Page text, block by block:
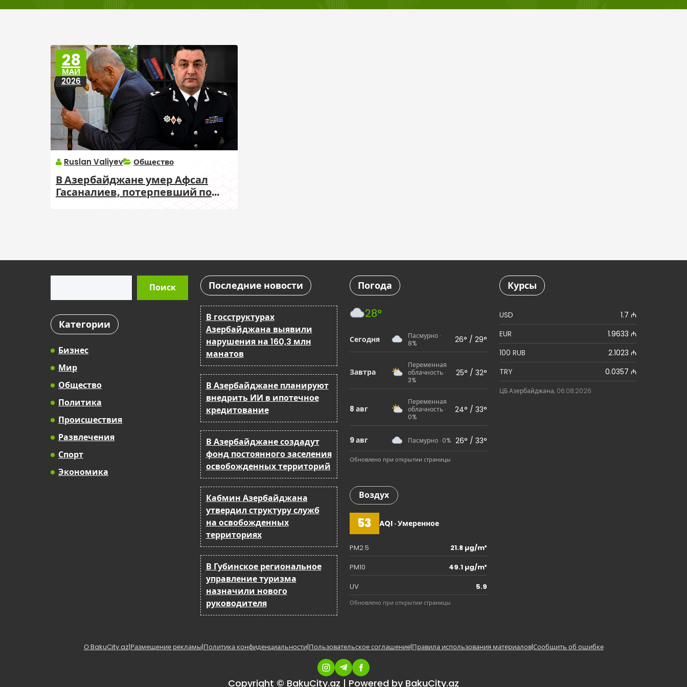
28
МАЙ
2026
Ruslan Valiyev Общество
В Азербайджане умер Афсал
Гасаналиев, потерпевший по
Поиск
Категории
Бизнес
Мир
Общество
Политика
Происшествия
Развлечения
Спорт
Экономика
Последние новости
В госструктурах
Азербайджана выявили
нарушения на 160,3 млн
манатов
В Азербайджане планируют
внедрить ИИ в ипотечное
кредитование
В Азербайджане создадут
фонд постоянного заселения
освобожденных территорий
Кабмин Азербайджана
утвердил структуру служб
на освобожденных
территориях
В Губинское региональное
управление туризма
назначили нового
руководителя
Погода
28°
Сегодня
Пасмурно ·
8%
26° / 29°
Завтра
Переменная
облачность ·
3%
25° / 32°
8 авг
Переменная
облачность ·
0%
24° / 33°
9 авг Пасмурно · 0% 26° / 33°
Обновлено при открытии страницы
Воздух
53 AQI · Умеренное
PM2.5
21.8 µg/m³
PM10
49.1 µg/m³
UV
5.9
Обновлено при открытии страницы
Курсы
USD
1.7 ₼
EUR
1.9633 ₼
100 RUB
2.1023 ₼
TRY
0.0357 ₼
ЦБ Азербайджана, 06.08.2026
О BakuCity.az|Размещение рекламы|Политика конфиденциальности|Пользовательское соглашение|Правила использования материалов|Сообщить об ошибке
Copyright © BakuCity.az | Powered by BakuCity.az